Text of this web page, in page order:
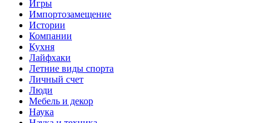
Игры
Импортозамещение
Истории
Компании
Кухня
Лайфхаки
Летние виды спорта
Личный счет
Люди
Мебель и декор
Наука